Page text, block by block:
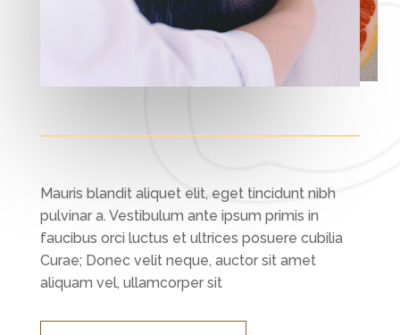
Mauris blandit aliquet elit, eget tincidunt nibh
pulvinar a. Vestibulum ante ipsum primis in
faucibus orci luctus et ultrices posuere cubilia
Curae; Donec velit neque, auctor sit amet
aliquam vel, ullamcorper sit